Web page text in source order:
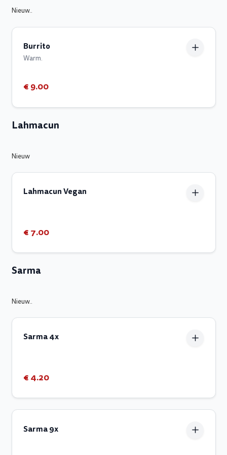
Nieuw..
Burrito
Warm.
€ 9.00
Lahmacun
Nieuw
Lahmacun Vegan
€ 7.00
Sarma
Nieuw..
Sarma 4x
€ 4.20
Sarma 9x